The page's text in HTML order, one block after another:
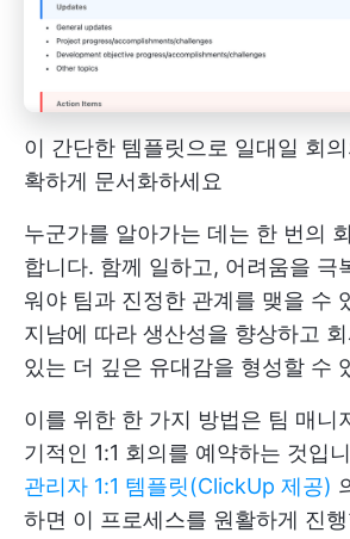
이 간단한 템플릿으로 일대일 회
확하게 문서화하세요
누군가를 알아가는 데는 한 번의
합니다. 함께 일하고, 어려움을 극
워야 팀과 진정한 관계를 맺을 수
지남에 따라 생산성을 향상하고
있는 더 깊은 유대감을 형성할 수
이를 위한 한 가지 방법은 팀 매니
기적인 1:1 회의를 예약하는 것입
관리자 1:1 템플릿(ClickUp 제공)
하면 이 프로세스를 원활하게 진